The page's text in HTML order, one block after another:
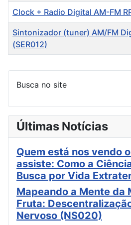
Clock + Radio Digital AM-FM
Sintonizador (tuner) AM/FM
(SER012)
Busca no site
Últimas Notícias
Quem está nos vendo
assiste: Como a
Busca por Vida
Mapeando a Mente da
Fruta:
Nervoso (NS020)